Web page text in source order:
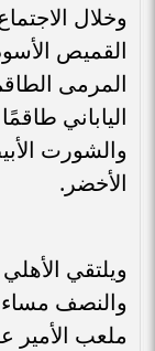
وخلال
القميص
المرمى
الياباني
والشورت
الأخضر.
ويلتقي
والنصف مساء
ملعب الأمير